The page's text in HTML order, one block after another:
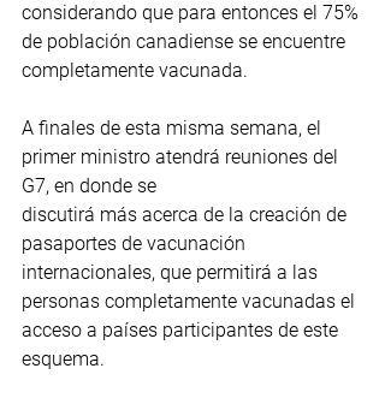
considerando que para entonces el 75%
de población canadiense se encuentre
completamente vacunada.
A finales de esta misma semana, el
primer ministro atendrá reuniones del
G7, en donde se
discutirá más acerca de la creación de
pasaportes de vacunación
internacionales, que permitirá a las
personas completamente vacunadas el
acceso a países participantes de este
esquema.